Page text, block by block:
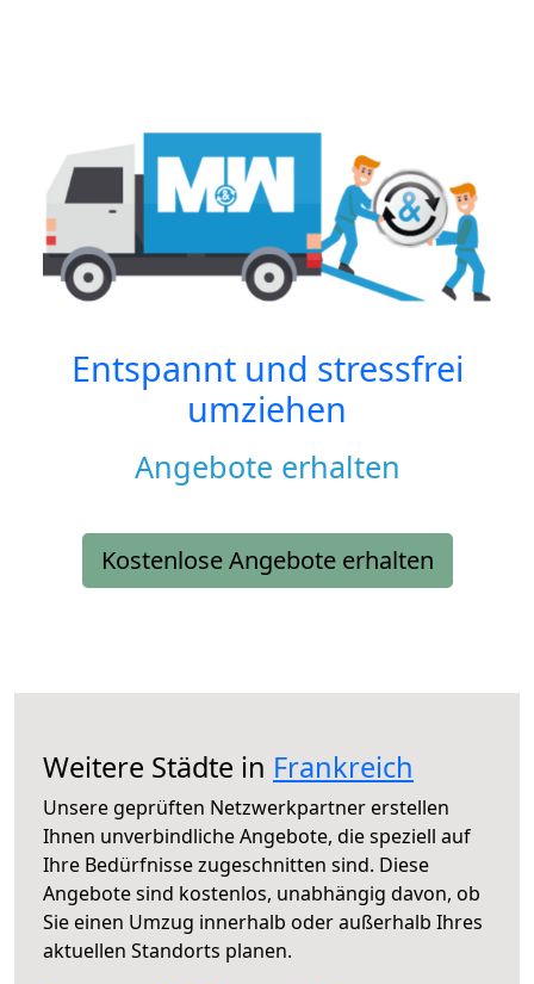
Entspannt und stressfrei
umziehen
Angebote erhalten
Kostenlose Angebote erhalten
Weitere Städte in Frankreich
Unsere geprüften Netzwerkpartner erstellen
Ihnen unverbindliche Angebote, die speziell auf
Ihre Bedürfnisse zugeschnitten sind. Diese
Angebote sind kostenlos, unabhängig davon, ob
Sie einen Umzug innerhalb oder außerhalb Ihres
aktuellen Standorts planen.